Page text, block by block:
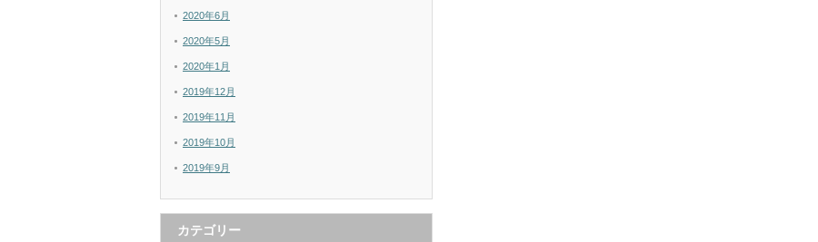
2020年6月
2020年5月
2020年1月
2019年12月
2019年11月
2019年10月
2019年9月
カテゴリー